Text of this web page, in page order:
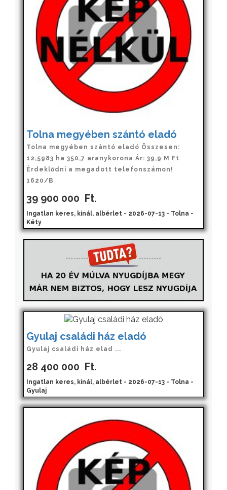
Tolna megyében szántó eladó
Tolna megyében szántó eladó Összesen:
12,5983 ha 350,7 aranykorona Ár: 39,9 M Ft
Érdeklődni a megadott telefonszámon!
1620/B
39 900 000 Ft.
Ingatlan keres, kínál, albérlet - 2026-07-13 - Tolna -
Kéty
Gyulaj családi ház eladó
Gyulaj családi ház elad ...
28 400 000 Ft.
Ingatlan keres, kínál, albérlet - 2026-07-13 - Tolna -
Gyulaj